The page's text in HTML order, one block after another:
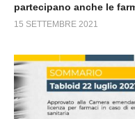
partecipano anche le
15 SETTEMBRE 2021